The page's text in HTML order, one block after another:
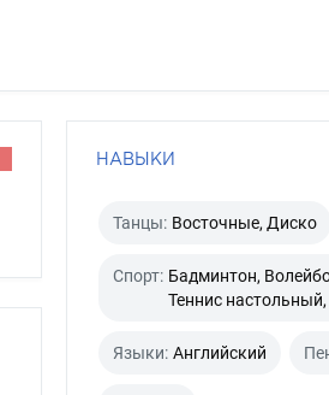
НАВЫКИ
Танцы: Восточные, Диско
Спорт: Бадминтон,
Теннис
Языки: Английский